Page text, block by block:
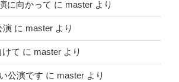
に向かって に master より
演 に master より
て に master より
公演です に master より